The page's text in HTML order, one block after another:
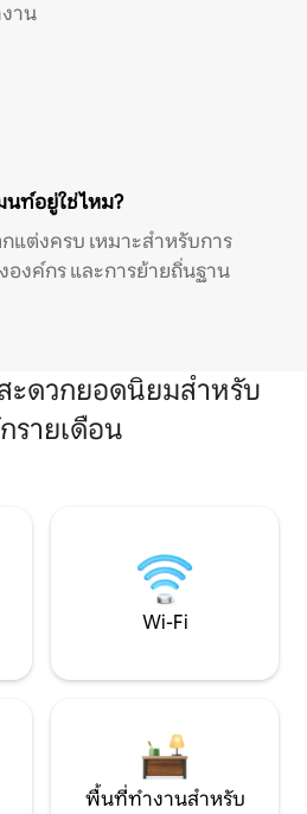
าน
นท์อยู่ใช่ไหม?
ต่งครบ เหมาะสำหรับการ
งค์กร และการย้ายถิ่นฐาน
ะดวกยอดนิยมสำหรับ
รายเดือน
Wi-Fi
พื้นที่ทำงานสำหรับ